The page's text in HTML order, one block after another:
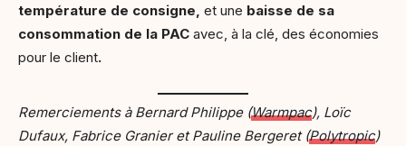
température de consigne, et une baisse de sa
consommation de la PAC avec, à la clé, des économies
pour le client.
Remerciements à Bernard Philippe (Warmpac), Loïc
Dufaux, Fabrice Granier et Pauline Bergeret (Polytropic)